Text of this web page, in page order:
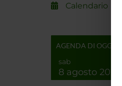
Calendario
AGENDA DI OGGI
sab
8 agosto 2026